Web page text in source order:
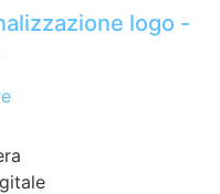
logo -